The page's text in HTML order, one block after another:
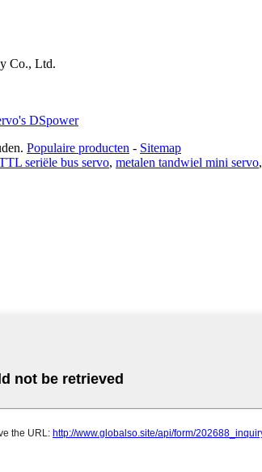
Co., Ltd.
Populaire producten - Sitemap
seriële bus servo, metalen tandwiel mini servo,